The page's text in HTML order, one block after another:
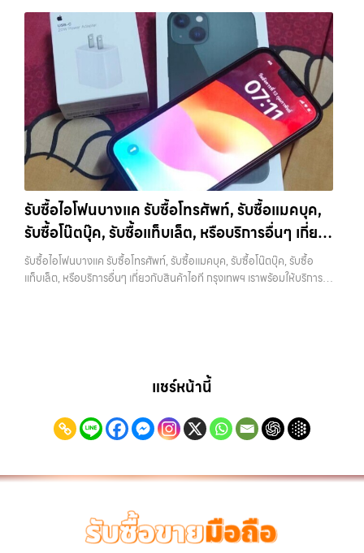
เกษตรนวมินทร์, เสนานิคม, วังหินไม่ว่าคุณจะต้องการ รับซื้อโทรศัพท์, รับ
ซื้อแมคบุค, รับซื้อโน๊ตบุ๊ค, รับซื้อแท็บเล็ต, หรือบริการอื่นๆ เกี่ยวกับสินค้า
ไอที กรุงเทพฯ – เราพร้อมให้บริการครบวงจร บริการของเรา เราให้บริการ
แบบครบวงจรสำหรับลูกค้าที่ต้องการขายอุปกรณ์ไอที ไม่ว่าจะเป็น:…
ว่าอุปกรณ์แต่ละชิ้นไม่ใช่แค่เครื่องใช้ไฟฟ้า แต่เป็นทรัพย์สินที่มีมูลค่า คุณอาจ
ต้องการเปลี่ยนรุ่น หรือต้องการเงินด่วน เราจึงมอบบริการประเมินสภาพ
เครื่อง ฟรี ปราบปรามความยุ่งยากทั้งหลาย โดยเน้น โปร่งใส มั่นใจได้ และ
จ่ายเงินทันทีเมื่อตกลงซื้อขายสำเร็จ บริการของเราครอบคลุมทั้ง iPhone
สายใหม่-เก่า, Samsung ทุกรุ่น, iPad และแท็บเล็ตทุกแบรนด์ เรารับถึงแม้
จะอยู่ในสภาพใช้งานแล้ว ตกแต่งแล้ว หรือมีรอยบ้าง เพราะมูลค่าของเครื่อง
ไม่ได้ขึ้นอยู่แค่ยี่ห้อ แต่ขึ้นอยู่กับสภาพจริง ความครบชุด และความสะดวกใน
การขายของคุณ เราจึงตั้งใจให้บริการในเขต ลาดพร้าว, รัชดา, บางรัก,
แจ้งวัฒนะ, บางแค, วัชรพล, รามอินทรา, บางนา, บางพลี, เกษตรนวมินทร์,
เสนานิคม, วังหิน อย่างเต็มที่ ไม่ว่าคุณจะค้นหาคำว่า “รับซื้อมือถือใกล้ฉัน”,
“รับซื้อโทรศัพท์มือสองกรุงเทพ”, “ขาย iPad ได้ราคา”, “รับซื้อแท็บเล็ต
กรุงเทพถึงที่”, หรือ “รับซื้อ Samsung มือสอง ราคาสูง” — ที่นี่คือคำตอบ
เพราะบริการของเรามุ่งตรงให้คุณได้รับราคาและความสะดวกสบายที่เหนือ
กว่า เลือกเราแล้วคุณจะได้บริการที่คุณไว้วางใจ พร้อมทีมงานที่พร้อม
อำนวยความสะดวก นัดรับถึงที่ ตรวจสภาพอย่างมืออาชีพ และจ่ายเงินทันที
ทั้งหมดนี้เพื่อให้การขายอุปกรณ์ของคุณเป็นเรื่องง่ายขึ้น ดีกว่า รวดเร็วกว่า
และคุ้มค่ากว่า ทำไมต้องเลือกเรา ผู้เชี่ยวชาญด้านการให้บริการ รับซื้อมือถือ
ซื้อแท็บเล็ต, หรือบริการอื่นๆ เกี่ยวกับสินค้าไอที กรุงเทพฯ – เราพร้อมให้
บริการครบวงจร บริการของเรา เราให้บริการแบบครบวงจรสำหรับลูกค้าที่
บางแค วัชรพล รามอินทรา รับซื้อโน๊ตบุ๊ครามอินทรา — ผู้เชี่ยวชาญด้านการ
ให้บริการ รับซื้อมือถือ iPhone, Samsung, ไอแพด แท็บเล็ตทุกยี่ห้อ ใน
ราคาสูง พร้อมจ่ายเงินทันที รับซื้อโน๊ตบุ๊ครามอินทรา ผู้เชี่ยวชาญด้านการให้
บริการ รับซื้อมือถือ iPhone, Samsung, ไอแพด แท็บเล็ตทุกยี่ห้อ ในราคา
สูง พร้อมจ่ายเงินทันที รับซื้อ iPhone… รับซื้อโน๊ตบุ๊ครามอินทรา รับซื้อ
iPhone ทุกรุ่น ให้ราคาสูง พร้อมจ่ายเงินทันที ประสบการณ์เหนือระดับกับ
การ รับซื้อไอโฟน, รับซื้อไอแพด, รับซื้อมือถือ ยินดีต้อนรับสู่ “รับซื้อขายมือ
ถือ.com” เว็บไซต์ที่คุณไว้วางใจได้ สำหรับบริการ รับซื้อ มือถือ iPhone,
Samsung, iPad, แท็บเล็ต ทุกยี่ห้อ ให้ราคาสูง พร้อมจ่ายเงินทันที
ครอบคลุมพื้นที่ ลาดพร้าว, รัชดา, บางรัก, แจ้งวัฒนะ, บางแค, วัชรพล,
รามอินทรา และเขตกรุงเทพฯ ใกล้ “ใกล้ ฉัน” ที่สุด ในยุคที่สมาร์ทโฟน
แท็บเล็ต และอุปกรณ์ไอทีใหม่ๆ เปลี่ยนรุ่นกันแทบทุกช่วงเวลา อุปกรณ์ที่คุณ
ใช้แล้วอาจกลายเป็นของที่ไม่ได้ใช้งานอยู่เฉยๆ เว็บไซต์ของเราจึงเกิดขึ้นเพื่อ
เป็นทางเลือกให้คุณสามารถเปลี่ยนอุปกรณ์ที่ไม่ใช้แล้วให้กลายเป็นเงินสดได้
รับซื้อโน๊ตบุ๊ค, รับซื้อแท็บเล็ต, รับซื้อสินค้าไอทีกรุงเทพมหานคร อย่างครบ
วงจร ไม่ว่าคุณจะอยู่โซนเมืองหรือเขตชานเมือง เรามีทีมงานพร้อมให้บริการ
ครอบคลุมทั้ง iPhone สายใหม่-เก่า, Samsung ทุกรุ่น, iPad และแท็บเล็ต
เพราะมูลค่าของเครื่องไม่ได้ขึ้นอยู่แค่ยี่ห้อ แต่ขึ้นอยู่กับสภาพจริง ความครบ
ชุด และความสะดวกในการขายของคุณ เราจึงตั้งใจให้บริการในเขต
ว่า “รับซื้อมือถือใกล้ฉัน”, “รับซื้อโทรศัพท์มือสองกรุงเทพ”, “ขาย iPad ได้
ราคาสูง” — ที่นี่คือคำตอบ เพราะบริการของเรามุ่งตรงให้คุณได้รับราคาและ
ความสะดวกสบายที่เหนือกว่า เลือกเราแล้วคุณจะได้บริการที่คุณไว้วางใจ
รับซื้อไอโฟนบางแค รับซื้อโทรศัพท์, รับซื้อแมคบุค,
รับซื้อโน๊ตบุ๊ค, รับซื้อแท็บเล็ต, หรือบริการอื่นๆ เกี่ยว
กับสินค้าไอที กรุงเทพฯ เราพร้อมให้บริการครบวงจร
รับซื้อไอโฟนบางแค รับซื้อโทรศัพท์, รับซื้อแมคบุค, รับซื้อโน๊ตบุ๊ค, รับซื้อ
แท็บเล็ต, หรือบริการอื่นๆ เกี่ยวกับสินค้าไอที กรุงเทพฯ เราพร้อมให้บริการ
รับซื้อแมคบุค, รับซื้อโน๊ตบุ๊ค, รับซื้อแท็บเล็ต, หรือบริการอื่นๆ เกี่ยวกับสินค้า
ไอที กรุงเทพฯ เราพร้อมให้บริการครบวงจร… รับซื้อไอโฟนบางแค รับซื้อ
iPad และแท็บเล็ตทุกแบรนด์ ทุกสภาพ — ขอขายง่าย ได้เงินเร็ว
ประสบการณ์เหนือระดับกับการ รับซื้อไอโฟน, รับซื้อไอแพด, รับซื้อมือถือ
สูง พร้อมจ่ายเงินทันที ครอบคลุมพื้นที่ ลาดพร้าว, รัชดา, บางรัก,
ที่สุด ในยุคที่สมาร์ทโฟน แท็บเล็ต และอุปกรณ์ไอทีใหม่ๆ เปลี่ยนรุ่นกันแทบ
ทุกช่วงเวลา อุปกรณ์ที่คุณใช้แล้วอาจกลายเป็นของที่ไม่ได้ใช้งานอยู่เฉยๆ
แชร์หน้านี้